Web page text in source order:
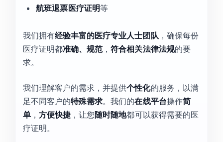
航班退票医疗证明等
我们拥有经验丰富的医疗专业人士团队 ，确保每份
医疗证明都准确、规范，符合相关法律法规的要
求。
我们理解客户的需求，并提供个性化的服务，以满
足不同客户的特殊需求。我们的在线平台操作简
单 ，方便快捷 ，让您随时随地都可以获得需要的医
疗证明。